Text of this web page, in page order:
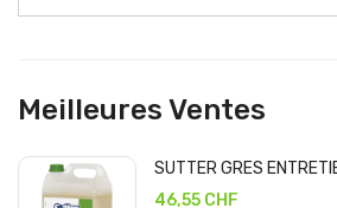
Meilleures Ventes
SUTTER GRES
46,55 CHF